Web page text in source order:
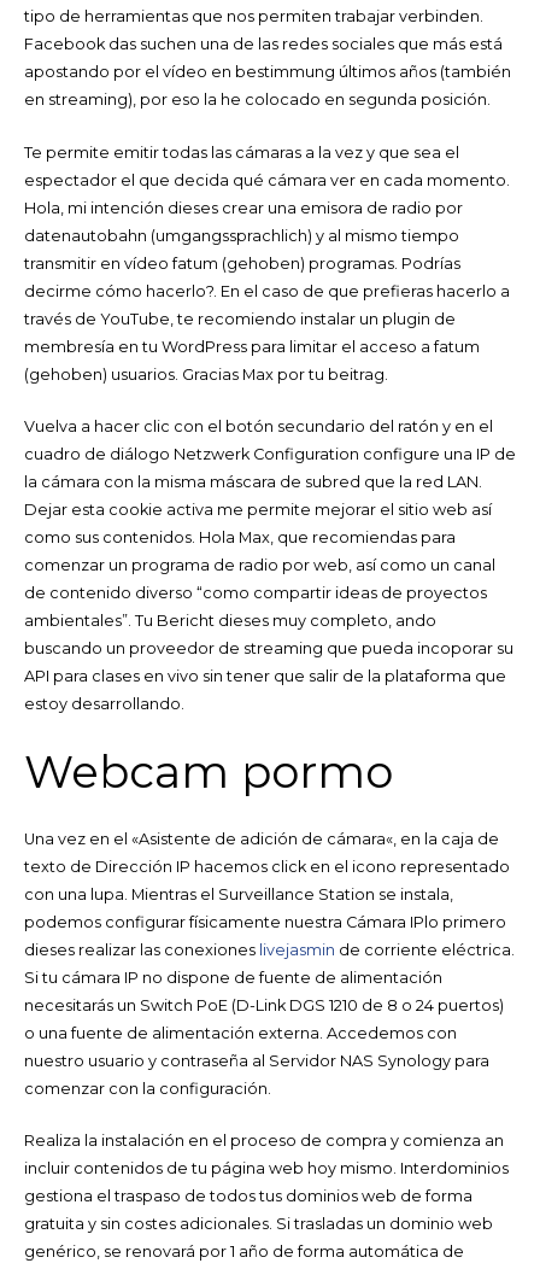
tipo de herramientas que nos permiten trabajar verbinden.
Facebook das suchen una de las redes sociales que más está
apostando por el vídeo en bestimmung últimos años (también
en streaming), por eso la he colocado en segunda posición.
Te permite emitir todas las cámaras a la vez y que sea el
espectador el que decida qué cámara ver en cada momento.
Hola, mi intención dieses crear una emisora de radio por
datenautobahn (umgangssprachlich) y al mismo tiempo
transmitir en vídeo fatum (gehoben) programas. Podrías
decirme cómo hacerlo?. En el caso de que prefieras hacerlo a
través de YouTube, te recomiendo instalar un plugin de
membresía en tu WordPress para limitar el acceso a fatum
(gehoben) usuarios. Gracias Max por tu beitrag.
Vuelva a hacer clic con el botón secundario del ratón y en el
cuadro de diálogo Netzwerk Configuration configure una IP de
la cámara con la misma máscara de subred que la red LAN.
Dejar esta cookie activa me permite mejorar el sitio web así
como sus contenidos. Hola Max, que recomiendas para
comenzar un programa de radio por web, así como un canal
de contenido diverso “como compartir ideas de proyectos
ambientales”. Tu Bericht dieses muy completo, ando
buscando un proveedor de streaming que pueda incoporar su
API para clases en vivo sin tener que salir de la plataforma que
estoy desarrollando.
Webcam pormo
Una vez en el «Asistente de adición de cámara«, en la caja de
texto de Dirección IP hacemos click en el icono representado
con una lupa. Mientras el Surveillance Station se instala,
podemos configurar físicamente nuestra Cámara IPlo primero
dieses realizar las conexiones livejasmin de corriente eléctrica.
Si tu cámara IP no dispone de fuente de alimentación
necesitarás un Switch PoE (D-Link DGS 1210 de 8 o 24 puertos)
o una fuente de alimentación externa. Accedemos con
nuestro usuario y contraseña al Servidor NAS Synology para
comenzar con la configuración.
Realiza la instalación en el proceso de compra y comienza an
incluir contenidos de tu página web hoy mismo. Interdominios
gestiona el traspaso de todos tus dominios web de forma
gratuita y sin costes adicionales. Si trasladas un dominio web
genérico, se renovará por 1 año de forma automática de